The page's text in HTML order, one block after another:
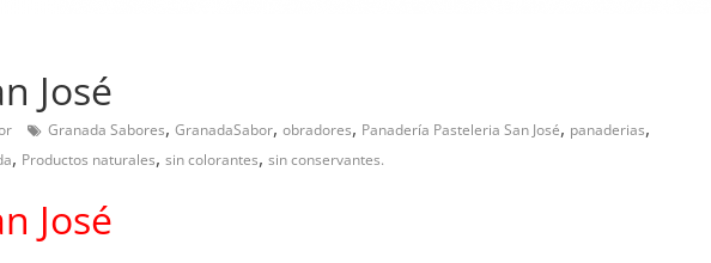
José
Granada Sabores, GranadaSabor, obradores, Panadería Pasteleria San José, panaderias,
, Productos naturales, sin colorantes, sin conservantes.
José